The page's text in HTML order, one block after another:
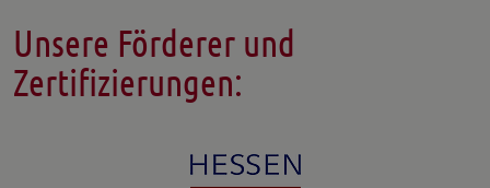
Unsere Förderer und
Zertifizierungen: